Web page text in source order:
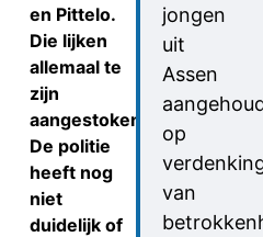
en Pittelo.
Die lijken
allemaal te
zijn
aangestoken.
De politie
heeft nog
niet
duidelijk of
jongen
uit
Assen
op
van